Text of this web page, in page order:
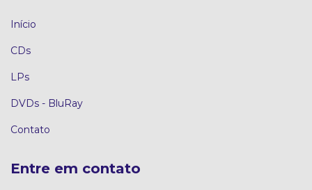
Início
CDs
LPs
DVDs - BluRay
Contato
Entre em contato